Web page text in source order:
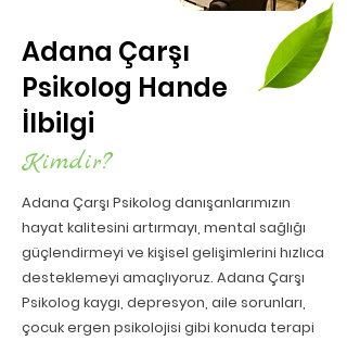
Adana Çarşı
Psikolog Hande
İlbilgi
Kimdir?
Adana Çarşı Psikolog danışanlarımızın
hayat kalitesini artırmayı, mental sağlığı
güçlendirmeyi ve kişisel gelişimlerini hızlıca
desteklemeyi amaçlıyoruz. Adana Çarşı
Psikolog kaygı, depresyon, aile sorunları,
çocuk ergen psikolojisi gibi konuda terapi